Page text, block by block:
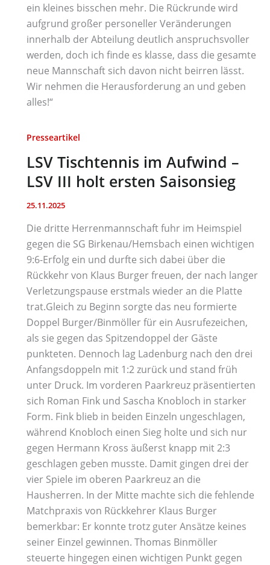
ein kleines bisschen mehr. Die Rückrunde wird
aufgrund großer personeller Veränderungen
innerhalb der Abteilung deutlich anspruchsvoller
werden, doch ich finde es klasse, dass die gesamte
neue Mannschaft sich davon nicht beirren lässt.
Wir nehmen die Herausforderung an und geben
alles!“
Presseartikel
LSV Tischtennis im Aufwind –
LSV III holt ersten Saisonsieg
25.11.2025
Die dritte Herrenmannschaft fuhr im Heimspiel
gegen die SG Birkenau/Hemsbach einen wichtigen
9:6-Erfolg ein und durfte sich dabei über die
Rückkehr von Klaus Burger freuen, der nach langer
Verletzungspause erstmals wieder an die Platte
trat.Gleich zu Beginn sorgte das neu formierte
Doppel Burger/Binmöller für ein Ausrufezeichen,
als sie gegen das Spitzendoppel der Gäste
punkteten. Dennoch lag Ladenburg nach den drei
Anfangsdoppeln mit 1:2 zurück und stand früh
unter Druck. Im vorderen Paarkreuz präsentierten
sich Roman Fink und Sascha Knobloch in starker
Form. Fink blieb in beiden Einzeln ungeschlagen,
während Knobloch einen Sieg holte und sich nur
gegen Hermann Kross äußerst knapp mit 2:3
geschlagen geben musste. Damit gingen drei der
vier Spiele im oberen Paarkreuz an die
Hausherren. In der Mitte machte sich die fehlende
Matchpraxis von Rückkehrer Klaus Burger
bemerkbar: Er konnte trotz guter Ansätze keines
seiner Einzel gewinnen. Thomas Binmöller
steuerte hingegen einen wichtigen Punkt gegen